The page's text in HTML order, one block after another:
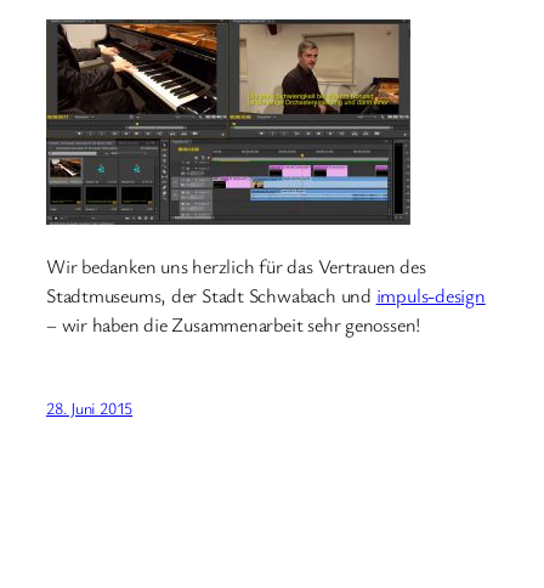
Wir bedanken uns herzlich für das Vertrauen des
Stadtmuseums, der Stadt Schwabach und impuls-design
– wir haben die Zusammenarbeit sehr genossen!
28. Juni 2015